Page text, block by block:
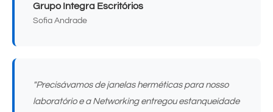
Grupo Integra Escritórios
Sofia Andrade
"Precisávamos de janelas herméticas para nosso
laboratório e a Networking entregou estanqueidade